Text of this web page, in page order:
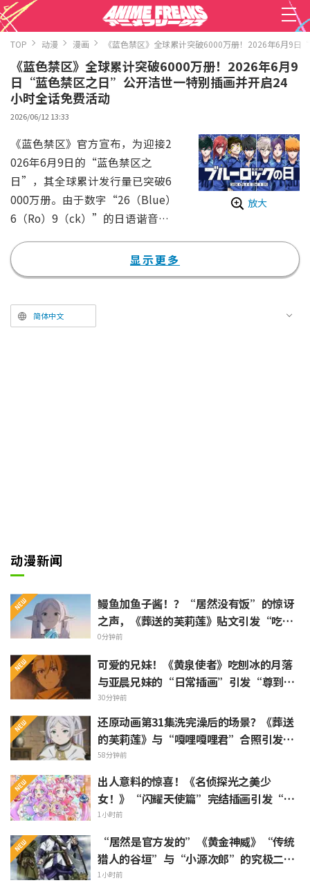
TOP 动漫 漫画 《蓝色禁区》全球累计突破6000万册！2026年6月9
《蓝色禁区》全球累计突破6000万册！2026年6月9
日“蓝色禁区之日”公开洁世一特别插画并开启24
小时全话免费活动
2026/06/12 13:33
放大
《蓝色禁区》官方宣布，为迎接2
026年6月9日的“蓝色禁区之
日”，其全球累计发行量已突破6
000万册。由于数字“26（Blue）
6（Ro）9（ck）”的日语谐音，
区之日”。
为了庆祝这一值得纪念的日子以及
责作画的野村优介老师特别绘制并
公开了一幅“洁世一”的特别插
显示更多
简体中文
动漫新闻
鳗鱼加鱼子酱！？“居然没有饭”的惊讶
之声，《葬送的芙莉莲》贴文引发“吃白
烧才是懂行”的热烈反响
0分钟前
可爱的兄妹！《黄泉使者》吃刨冰的月落
与亚晨兄妹的“日常插画”引发“尊到升
天”“完全就是情侣嘛”等热烈反响
30分钟前
还原动画第31集洗完澡后的场景？《葬送
的芙莉莲》与“嘎哩嘎哩君”合照引发
“头发像是裹着浴巾”热议
58分钟前
出人意料的惊喜！《名侦探光之美少
女！》“闪耀天使篇”完结插画引发“心
里一阵紧揪”“感受到了制作组的爱”等
热烈反响
1小时前
“居然是官方发的”《黄金神威》“传统
猎人的谷垣”与“小源次郎”的究极二选
一 引发“两个都喜欢”的声浪涌现
1小时前